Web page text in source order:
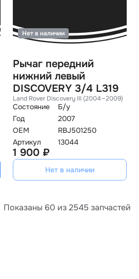
Рычаг передний
нижний левый
DISCOVERY 3/4 L319
Land Rover Discovery III (2004—2009)
Состояние
Б/у
Год
2007
OEM
RBJ501250
Артикул
13044
Нет в наличии
1 900 ₽
Нет в наличии
Показаны 60 из 2545 запчастей